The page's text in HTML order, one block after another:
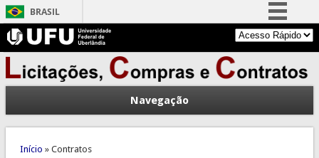
BRASIL
Simplifique!
Comunica BR
Participe
Acesso à informação
Legislação
Navegação
Você está aqui
Início » Contratos